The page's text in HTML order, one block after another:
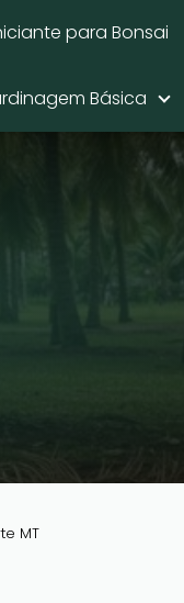
para Bonsai
Básica
MT